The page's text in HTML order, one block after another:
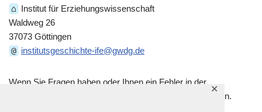
✕
⌂ Institut für Erziehungswissenschaft
Waldweg 26
37073 Göttingen
@ institutsgeschichte-ife@gwdg.de
Wenn Sie Fragen haben oder Ihnen ein Fehler in der
historischen Darstellung auffällt, kontaktieren Sie uns gern.